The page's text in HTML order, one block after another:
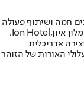
חמה ושיתוף פעולה
איון, Ion Hotel
,
אדריכלית
האורות של הזוהר